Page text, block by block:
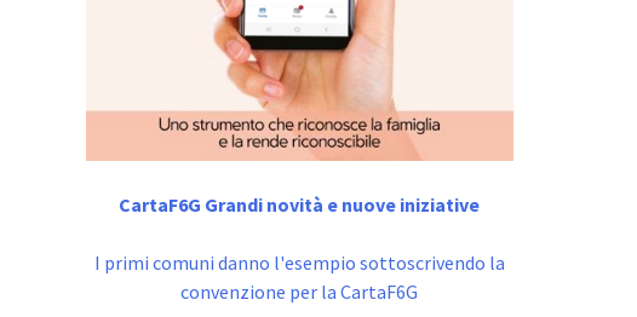
CartaF6G Grandi novità e nuove iniziative
I primi comuni danno l'esempio sottoscrivendo la
convenzione per la CartaF6G